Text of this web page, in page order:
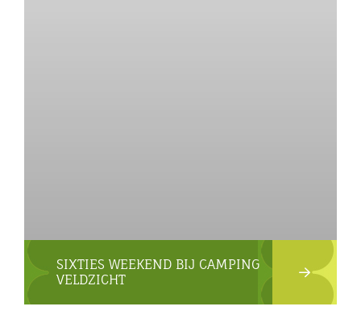
SIXTIES WEEKEND BIJ CAMPING
VELDZICHT